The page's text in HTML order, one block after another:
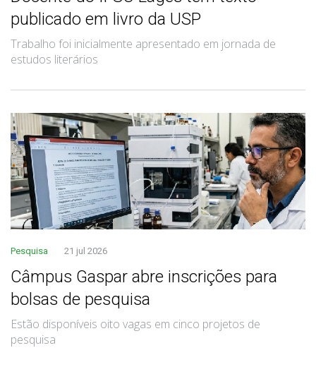
publicado em livro da USP
Trabalho foi inicialmente apresentado em jornada de
estudos literários
Pesquisa 21 jul 2026
Câmpus Gaspar abre inscrições para
bolsas de pesquisa
Estão disponíveis oito vagas em cinco projetos de
pesquisa